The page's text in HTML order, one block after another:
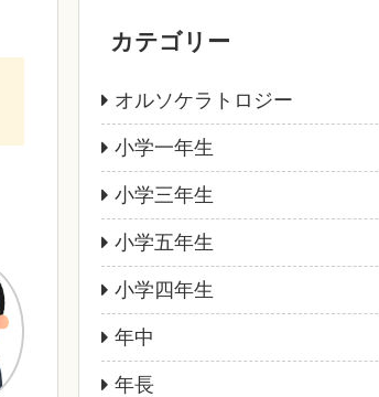
カテゴリー
オルソケラトロジー
小学一年生
小学三年生
小学五年生
小学四年生
年中
年長